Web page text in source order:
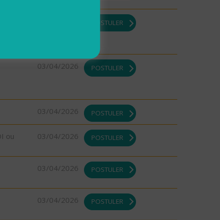
POSTULER
03/04/2026 POSTULER
03/04/2026 POSTULER
ou
03/04/2026 POSTULER
03/04/2026 POSTULER
03/04/2026 POSTULER